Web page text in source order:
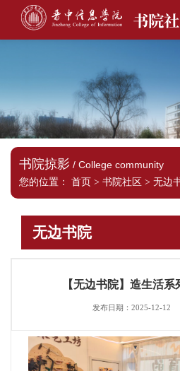
书院
书院掠影 / College community
您的位置：
首页 > 书院社区 > 无边
无边书院
【无边书院】造生活系
发布日期：2025-12-12